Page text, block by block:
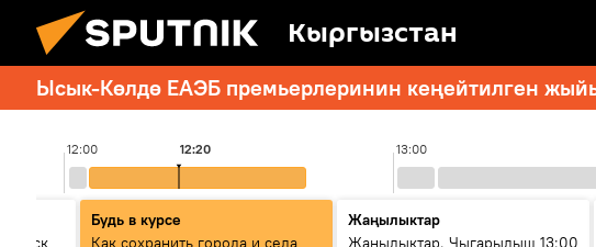
Кыргызстан
Ысык-Көлдө ЕАЭБ премьерлеринин кеңейтилген
12:00 13:00
12:20
Будь в курсе
Как сохранить города и села
Жаңылыктар
Жаңылыктар. Чыгарылыш 13:00